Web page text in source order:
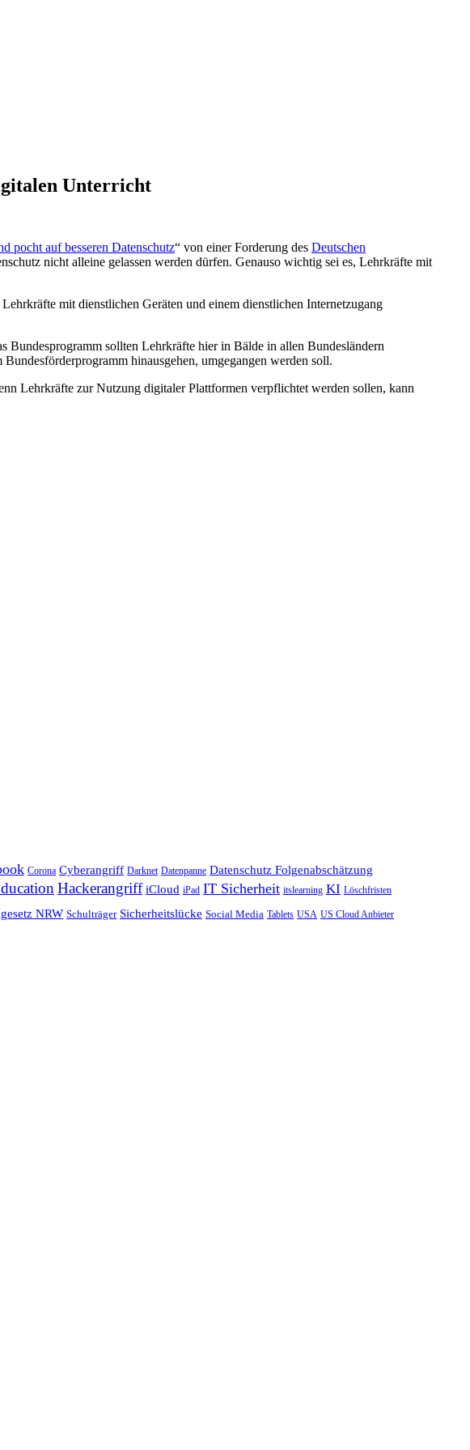
Unterricht
pocht auf besseren Datenschutz“ von einer Forderung des Deutschen
nicht alleine gelassen werden dürfen. Genauso wichtig sei es, Lehrkräfte mit
mit dienstlichen Geräten und einem dienstlichen Internetzugang
Bundesprogramm sollten Lehrkräfte hier in Bälde in allen Bundesländern
hinausgehen, umgegangen werden soll.
Lehrkräfte zur Nutzung digitaler Plattformen verpflichtet werden sollen, kann
Corona Cyberangriff Darknet Datenpanne Datenschutz Folgenabschätzung
Hackerangriff iCloud iPad IT Sicherheit itslearning KI Löschfristen
NRW Schulträger Sicherheitslücke Social Media Tablets USA US Cloud Anbieter